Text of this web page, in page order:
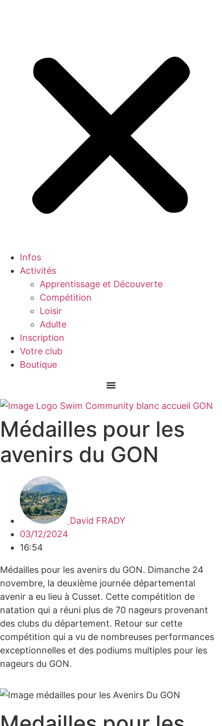
Infos
Activités
Apprentissage et Découverte
Compétition
Loisir
Adulte
Inscription
Votre club
Boutique
Médailles pour les
avenirs du GON
David FRADY
03/12/2024
16:54
Médailles pour les avenirs du GON. Dimanche 24
novembre, la deuxième journée départemental
avenir a eu lieu à Cusset. Cette compétition de
natation qui a réuni plus de 70 nageurs provenant
des clubs du département. Retour sur cette
compétition qui a vu de nombreuses performances
exceptionnelles et des podiums multiples pour les
nageurs du GON.